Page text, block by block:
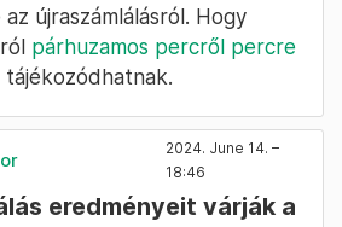
újraszámlálásról. Hogy
párhuzamos percről percre
tájékozódhatnak.
2024. June 14. –
18:46
eredményeit várják a